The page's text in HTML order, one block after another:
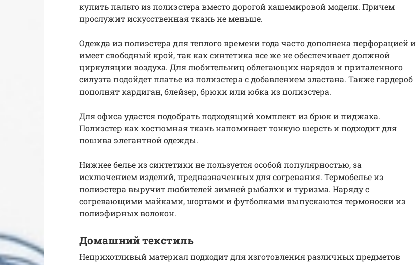
купить пальто из полиэстера вместо дорогой кашемировой модели. Причем
прослужит искусственная ткань не меньше.
Одежда из полиэстера для теплого времени года часто дополнена перфорацией и
имеет свободный крой, так как синтетика все же не обеспечивает должной
циркуляции воздуха. Для любительниц облегающих нарядов и приталенного
силуэта подойдет платье из полиэстера с добавлением эластана. Также гардероб
пополнят кардиган, блейзер, брюки или юбка из полиэстера.
Для офиса удастся подобрать подходящий комплект из брюк и пиджака.
Полиэстер как костюмная ткань напоминает тонкую шерсть и подходит для
пошива элегантной одежды.
Нижнее белье из синтетики не пользуется особой популярностью, за
исключением изделий, предназначенных для согревания. Термобелье из
полиэстера выручит любителей зимней рыбалки и туризма. Наряду с
согревающими майками, шортами и футболками выпускаются термоноски из
полиэфирных волокон.
Домашний текстиль
Неприхотливый материал подходит для изготовления различных предметов